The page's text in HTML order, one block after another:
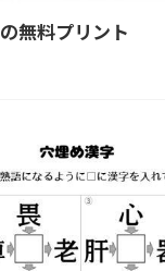
無料プリント